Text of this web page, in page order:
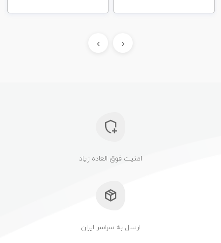
‹
›
امنیت فوق العاده زیاد
ارسال به سراسر ایران